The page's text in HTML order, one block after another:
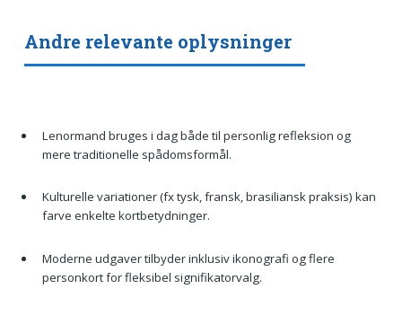
Andre relevante oplysninger
Lenormand bruges i dag både til personlig refleksion og
mere traditionelle spådomsformål.
Kulturelle variationer (fx tysk, fransk, brasiliansk praksis) kan
farve enkelte kortbetydninger.
Moderne udgaver tilbyder inklusiv ikonografi og flere
personkort for fleksibel signifikatorvalg.